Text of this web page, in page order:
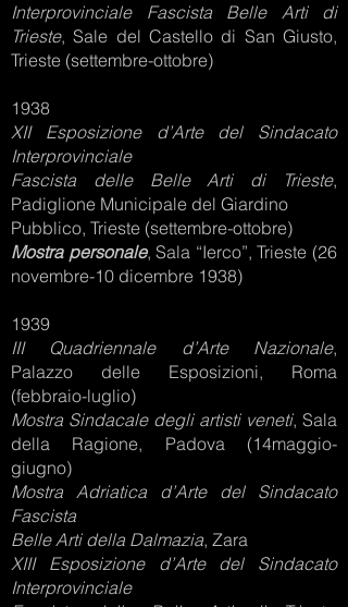
Interprovinciale Fascista Belle Arti di
Trieste, Sale del Castello di San Giusto,
Trieste (settembre-ottobre)
1938
XII Esposizione d’Arte del Sindacato
Interprovinciale
Fascista delle Belle Arti di Trieste,
Padiglione Municipale del Giardino
Pubblico, Trieste (settembre-ottobre)
Mostra personale, Sala “Ierco”, Trieste (26
novembre-10 dicembre 1938)
1939
III Quadriennale d’Arte Nazionale,
Palazzo delle Esposizioni, Roma
(febbraio-luglio)
Mostra Sindacale degli artisti veneti, Sala
della Ragione, Padova (14maggio-
giugno)
Mostra Adriatica d’Arte del Sindacato
Fascista
Belle Arti della Dalmazia, Zara
XIII Esposizione d’Arte del Sindacato
Interprovinciale